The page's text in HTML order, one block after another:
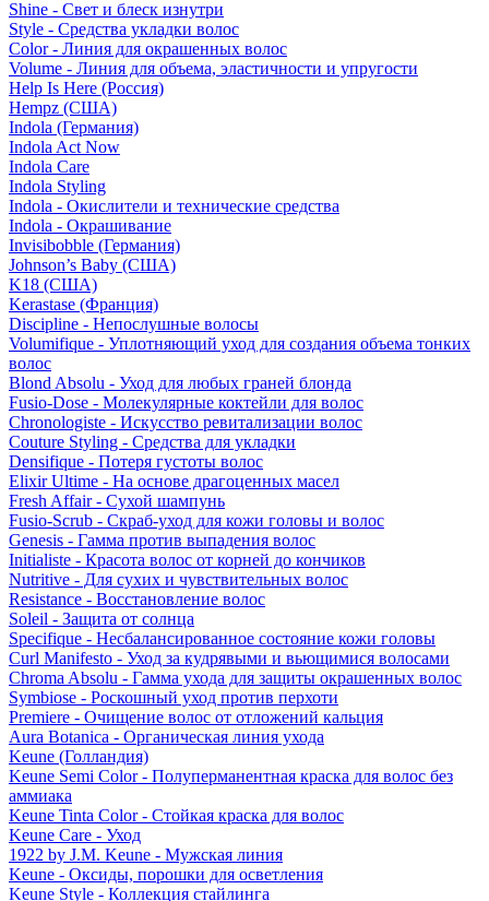
Shine - Свет и блеск изнутри
Style - Средства укладки волос
Color - Линия для окрашенных волос
Volume - Линия для объема, эластичности и упругости
Help Is Here (Россия)
Hempz (США)
Indola (Германия)
Indola Act Now
Indola Care
Indola Styling
Indola - Окислители и технические средства
Indola - Окрашивание
Invisibobble (Германия)
Johnson’s Baby (США)
K18 (США)
Kerastase (Франция)
Discipline - Непослушные волосы
Volumifique - Уплотняющий уход для создания объема тонких
волос
Blond Absolu - Уход для любых граней блонда
Fusio-Dose - Молекулярные коктейли для волос
Chronologiste - Искусство ревитализации волос
Couture Styling - Средства для укладки
Densifique - Потеря густоты волос
Elixir Ultime - На основе драгоценных масел
Fresh Affair - Сухой шампунь
Fusio-Scrub - Скраб-уход для кожи головы и волос
Genesis - Гамма против выпадения волос
Initialiste - Красота волос от корней до кончиков
Nutritive - Для сухих и чувствительных волос
Resistance - Восстановление волос
Soleil - Защита от солнца
Specifique - Несбалансированное состояние кожи головы
Curl Manifesto - Уход за кудрявыми и вьющимися волосами
Chroma Absolu - Гамма ухода для защиты окрашенных волос
Symbiose - Роскошный уход против перхоти
Premiere - Очищение волос от отложений кальция
Aura Botanica - Органическая линия ухода
Keune (Голландия)
Keune Semi Color - Полуперманентная краска для волос без
аммиака
Keune Tinta Color - Стойкая краска для волос
Keune Care - Уход
1922 by J.M. Keune - Мужская линия
Keune - Оксиды, порошки для осветления
Keune Style - Коллекция стайлинга